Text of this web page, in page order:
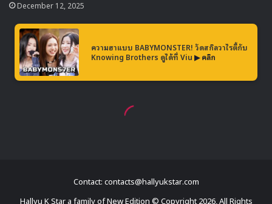
Contact: contacts@hallyukstar.com
Hallyu K Star a family of New Edition © Copyright 2026, All Rights